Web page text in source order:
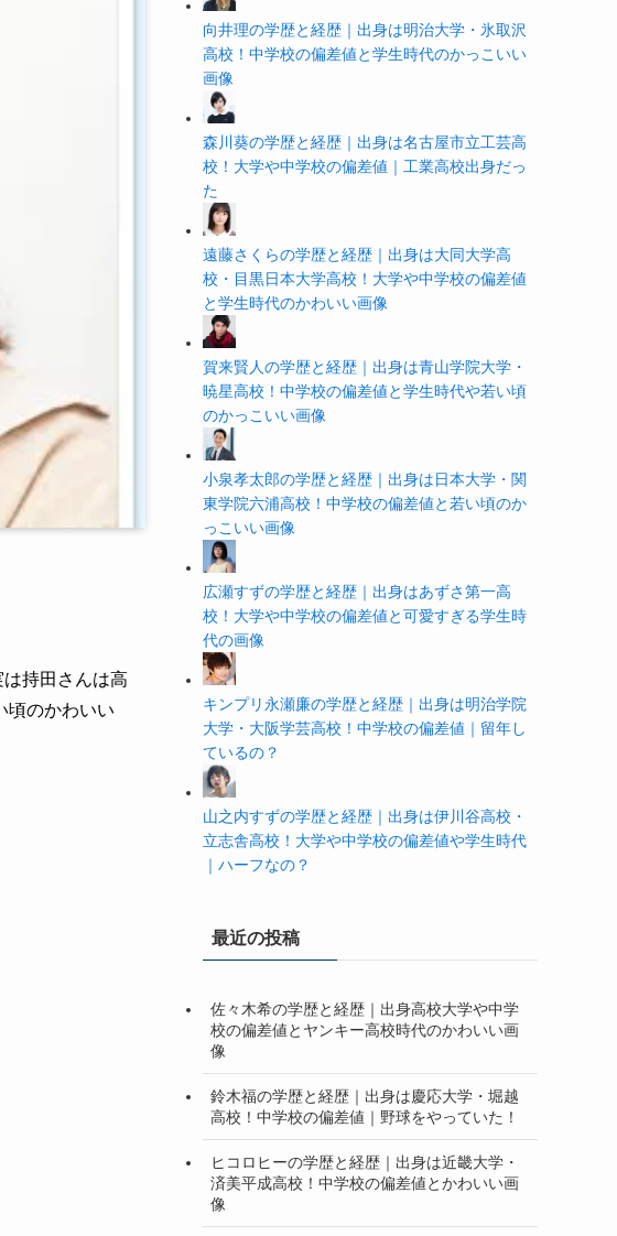
持田さんは高
頃のかわいい
向井理の学歴と経歴｜出身は明治大学・氷取沢
高校！中学校の偏差値と学生時代のかっこいい
画像
森川葵の学歴と経歴｜出身は名古屋市立工芸高
校！大学や中学校の偏差値｜工業高校出身だっ
た
遠藤さくらの学歴と経歴｜出身は大同大学高
校・目黒日本大学高校！大学や中学校の偏差値
と学生時代のかわいい画像
賀来賢人の学歴と経歴｜出身は青山学院大学・
暁星高校！中学校の偏差値と学生時代や若い頃
のかっこいい画像
小泉孝太郎の学歴と経歴｜出身は日本大学・関
東学院六浦高校！中学校の偏差値と若い頃のか
っこいい画像
広瀬すずの学歴と経歴｜出身はあずさ第一高
校！大学や中学校の偏差値と可愛すぎる学生時
代の画像
キンプリ永瀬廉の学歴と経歴｜出身は明治学院
大学・大阪学芸高校！中学校の偏差値｜留年し
ているの？
山之内すずの学歴と経歴｜出身は伊川谷高校・
立志舎高校！大学や中学校の偏差値や学生時代
｜ハーフなの？
最近の投稿
佐々木希の学歴と経歴｜出身高校大学や中学
校の偏差値とヤンキー高校時代のかわいい画
像
鈴木福の学歴と経歴｜出身は慶応大学・堀越
高校！中学校の偏差値｜野球をやっていた！
ヒコロヒーの学歴と経歴｜出身は近畿大学・
済美平成高校！中学校の偏差値とかわいい画
像